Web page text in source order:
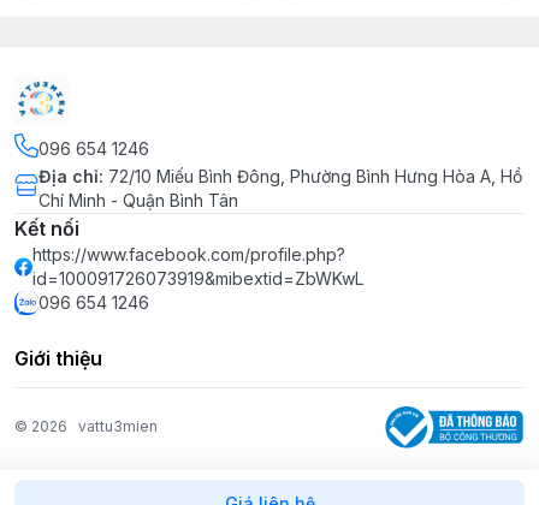
096 654 1246
Địa chỉ: 72/10 Miếu Bình Đông, Phường Bình Hưng Hòa A, Hồ
Chí Minh - Quận Bình Tân
Kết nối
https://www.facebook.com/profile.php?
id=100091726073919&mibextid=ZbWKwL
096 654 1246
Giới thiệu
© 2026 vattu3mien